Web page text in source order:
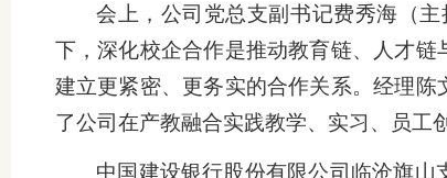
会上，公司党总支副书记费秀海（
下，深化校企合作是推动教育链、人才
建立更紧密、更务实的合作关系。经理
了公司在产教融合实践教学、实习、员工
中国建设银行股份有限公司临沧旗